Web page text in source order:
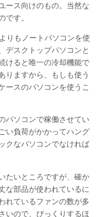
ース向けのもの。当然な
です。
りもノートパソコンを使
デスクトップパソコンと
けると唯一の冷却機能で
りますから、もしも使う
ースのパソコンを使うこ
パソコンで稼働させてい
い負荷がかかってハング
クなパソコンでなければ
たいところですが、確か
な部品が使われているに
れているファンの数が多
いので、びっくりするほ